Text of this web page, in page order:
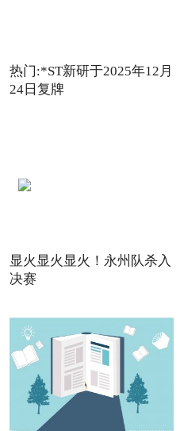
热门:*ST新研于2025年12月
24日复牌
显火显火显火！永州队杀入
决赛